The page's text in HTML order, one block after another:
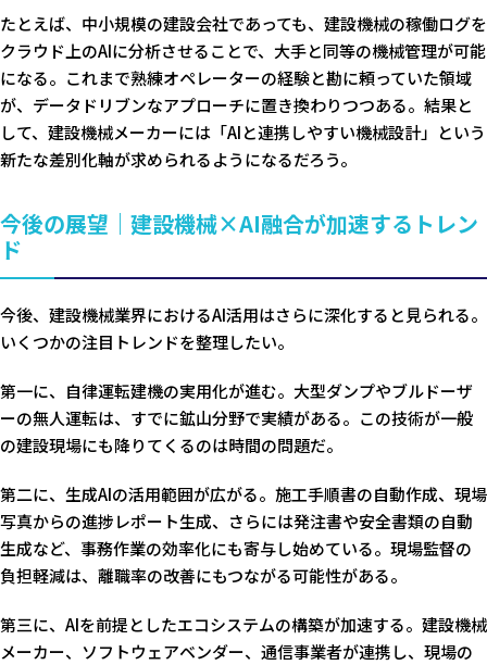
たとえば、中小規模の建設会社であっても、建設機械の稼働ログを
クラウド上のAIに分析させることで、大手と同等の機械管理が可能
になる。これまで熟練オペレーターの経験と勘に頼っていた領域
が、データドリブンなアプローチに置き換わりつつある。結果と
して、建設機械メーカーには「AIと連携しやすい機械設計」という
新たな差別化軸が求められるようになるだろう。
今後の展望｜建設機械×AI融合が加速するトレン
ド
今後、建設機械業界におけるAI活用はさらに深化すると見られる。
いくつかの注目トレンドを整理したい。
第一に、自律運転建機の実用化が進む。大型ダンプやブルドーザ
ーの無人運転は、すでに鉱山分野で実績がある。この技術が一般
の建設現場にも降りてくるのは時間の問題だ。
第二に、生成AIの活用範囲が広がる。施工手順書の自動作成、現場
写真からの進捗レポート生成、さらには発注書や安全書類の自動
生成など、事務作業の効率化にも寄与し始めている。現場監督の
負担軽減は、離職率の改善にもつながる可能性がある。
第三に、AIを前提としたエコシステムの構築が加速する。建設機械
メーカー、ソフトウェアベンダー、通信事業者が連携し、現場の